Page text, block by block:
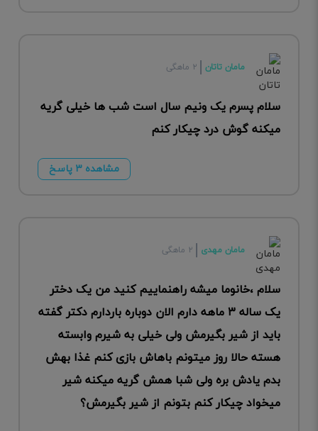
مامان تاتان ۲ ماهگی
سلام پسرم یک ونیم سال است شب ها خیلی گریه
میکنه گوش درد چیکار کنم
مشاهده ۳ پاسخ
مامان مهدی ۲ ماهگی
سلام ،خانوما میشه راهنماییم کنید من یک دختر
یک ساله ۳ ماهه دارم الان دوباره باردارم دکتر گفته
باید از شیر بگیرمش ولی خیلی به شیرم وابسته
هسته حالا روز میتونم باهاش بازی کنم غذا بهش
بدم یادش بره ولی شبا همش گریه میکنه شیر
میخواد چیکار کنم بتونم از شیر بگیرمش؟